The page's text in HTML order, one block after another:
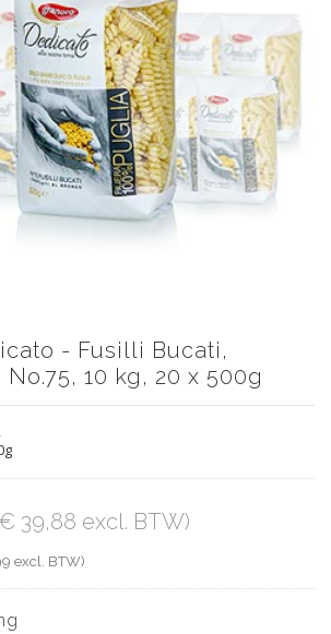
- Fusilli Bucati,
10 kg, 20 x 500g
39,88 excl. BTW)
excl. BTW)